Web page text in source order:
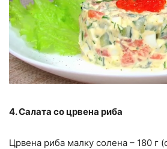
4. Салата со црвена риба
Црвена риба малку солена – 180 г